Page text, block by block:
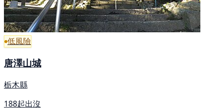
低風險
唐澤山城
栃木縣
188起出沒